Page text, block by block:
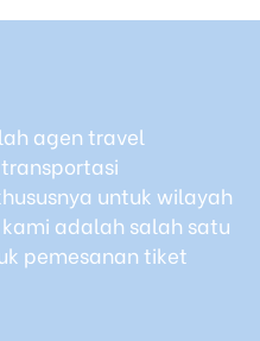
agen travel
untuk wilayah
adalah salah satu
pemesanan tiket